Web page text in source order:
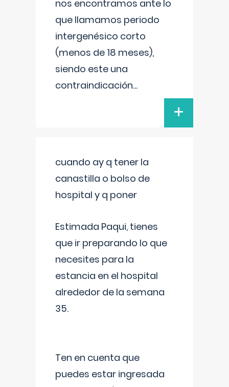
nos encontramos ante lo
que llamamos periodo
intergenésico corto
(menos de 18 meses),
siendo este una
contraindicación...
+
cuando ay q tener la
canastilla o bolso de
hospital y q poner
Estimada Paqui, tienes
que ir preparando lo que
necesites para la
estancia en el hospital
alrededor de la semana
35.
Ten en cuenta que
puedes estar ingresada